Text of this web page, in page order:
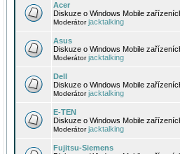
Acer
Diskuze o Windows Mobile
Moderátorjacktalking
Asus
Diskuze o Windows Mobile
Moderátorjacktalking
Dell
Diskuze o Windows Mobile
Moderátorjacktalking
E-TEN
Diskuze o Windows Mobile
Moderátorjacktalking
Fujitsu-Siemens